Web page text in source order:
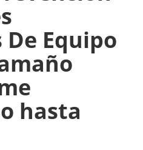
Equipo
hasta